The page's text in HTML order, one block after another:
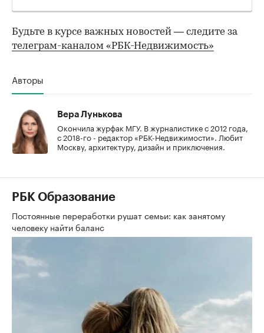
Будьте в курсе важных новостей — следите за
телеграм-каналом «РБК-Недвижимость»
Авторы
Вера Лунькова
Окончила журфак МГУ. В журналистике с 2012 года,
с 2018-го - редактор «РБК-Недвижимости». Любит
Москву, архитектуру, дизайн и приключения.
РБК Образование
Постоянные переработки рушат семьи: как занятому
человеку найти баланс